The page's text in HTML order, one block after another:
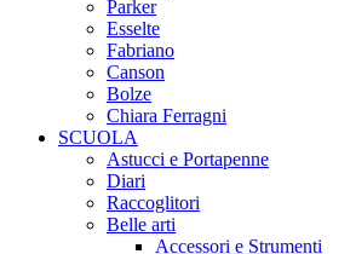
Parker
Esselte
Fabriano
Canson
Bolze
Chiara Ferragni
SCUOLA
Astucci e Portapenne
Diari
Raccoglitori
Belle arti
Accessori e Strumenti